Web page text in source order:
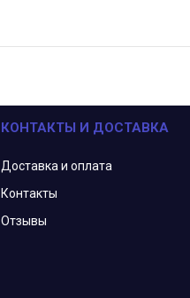
КОНТАКТЫ И ДОСТАВКА
Доставка и оплата
Контакты
Отзывы